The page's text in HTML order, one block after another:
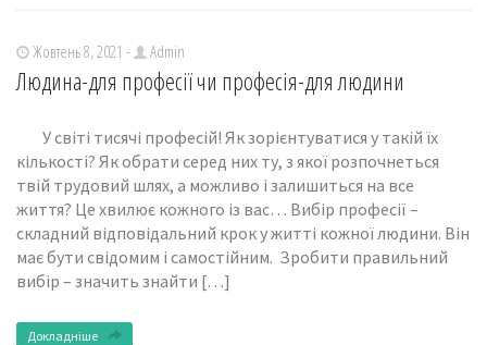
Жовтень 8, 2021 - Admin
Людина-для професії чи професія-для людини
У світі тисячі професій! Як зорієнтуватися у такій їх
кількості? Як обрати серед них ту, з якої розпочнеться
твій трудовий шлях, а можливо і залишиться на все
життя? Це хвилює кожного із вас… Вибір професії –
складний відповідальний крок у житті кожної людини. Він
має бути свідомим і самостійним. Зробити правильний
вибір – значить знайти […]
Докладніше